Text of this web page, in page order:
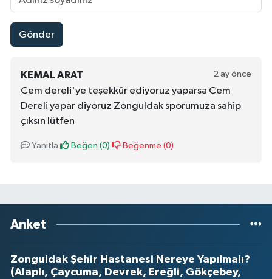
Gönder
KEMAL ARAT 2 ay önce
Cem dereli'ye teşekkür ediyoruz yaparsa Cem
Dereli yapar diyoruz Zonguldak sporumuza sahip
çıksın lütfen
Yanıtla Beğen (0) Beğenme (0)
Anket
Zonguldak Şehir Hastanesi Nereye Yapılmalı?
(Alaplı, Çaycuma, Devrek, Ereğli, Gökçebey,